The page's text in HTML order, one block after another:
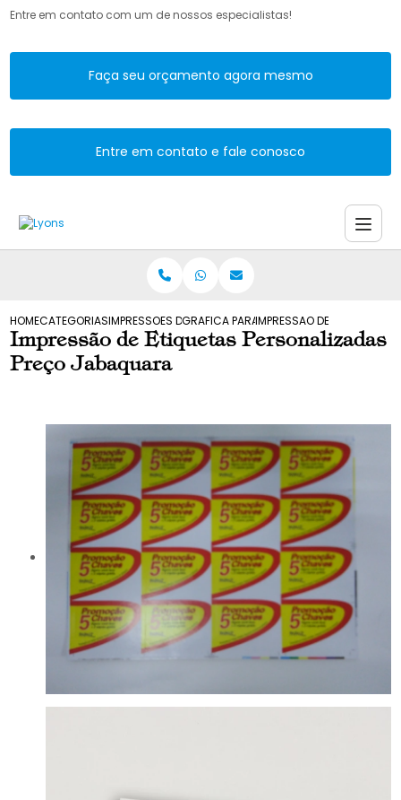
Entre em contato com um de nossos especialistas!
Faça seu orçamento agora mesmo
Entre em contato e fale conosco
HOMECATEGORIASIMPRESSOES DE ETIQUETASGRAFICA PARA IMPRESSAO DE ETIQUETAS
IMPRESSAO DE ETIQUETAS
Impressão de Etiquetas Personalizadas
Preço Jabaquara